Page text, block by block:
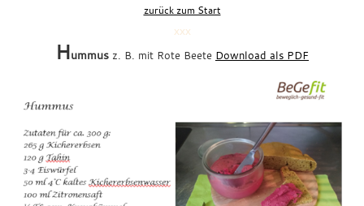
zurück zum Start
xxx
Hummus z. B. mit Rote Beete Download als PDF